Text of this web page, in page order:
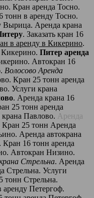
Кран аренда Тосно.
тонн в аренду Тосно.
Вырица. Аренда крана
. Заказать кран 16
в аренду в Кикерино.
Кикерино. Питер аренда
Автокран 16
Волосово Аренда
Кран 25 тонн аренда
Услуги крана
. Аренда крана 16
25 тонн аренда
Павлово. Аренда
25 тонн Аренда
Аренда автокрана
. Кран 16 тонн аренда
Автокран Низино.
Стрельна. Аренда
Стрельна. Услуги
тонн Стрельна.
аренду Петергоф.